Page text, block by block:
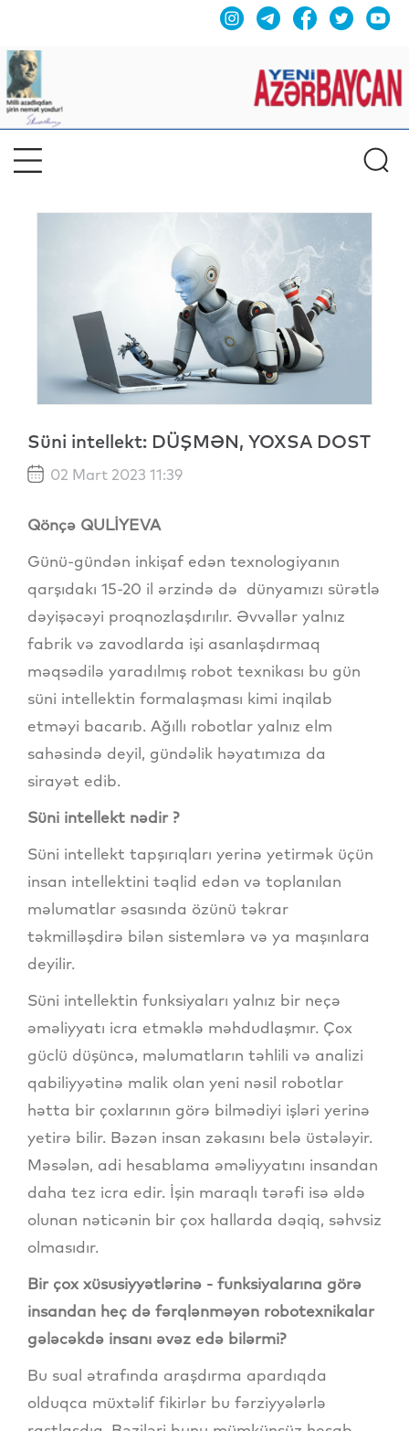
Süni intellekt: DÜŞMƏN, YOXSA DOST
02 Mart 2023 11:39
Qönçə QULİYEVA
Günü-gündən inkişaf edən texnologiyanın
qarşıdakı 15-20 il ərzində də dünyamızı sürətlə
dəyişəcəyi proqnozlaşdırılır. Əvvəllər yalnız
fabrik və zavodlarda işi asanlaşdırmaq
məqsədilə yaradılmış robot texnikası bu gün
süni intellektin formalaşması kimi inqilab
etməyi bacarıb. Ağıllı robotlar yalnız elm
sahəsində deyil, gündəlik həyatımıza da
sirayət edib.
Süni intellekt nədir ?
Süni intellekt tapşırıqları yerinə yetirmək üçün
insan intellektini təqlid edən və toplanılan
məlumatlar əsasında özünü təkrar
təkmilləşdirə bilən sistemlərə və ya maşınlara
deyilir.
Süni intellektin funksiyaları yalnız bir neçə
əməliyyatı icra etməklə məhdudlaşmır. Çox
güclü düşüncə, məlumatların təhlili və analizi
qabiliyyətinə malik olan yeni nəsil robotlar
hətta bir çoxlarının görə bilmədiyi işləri yerinə
yetirə bilir. Bəzən insan zəkasını belə üstələyir.
Məsələn, adi hesablama əməliyyatını insandan
daha tez icra edir. İşin maraqlı tərəfi isə əldə
olunan nəticənin bir çox hallarda dəqiq, səhvsiz
olmasıdır.
Bir çox xüsusiyyətlərinə - funksiyalarına görə
insandan heç də fərqlənməyən robotexnikalar
gələcəkdə insanı əvəz edə bilərmi?
Bu sual ətrafında araşdırma apardıqda
olduqca müxtəlif fikirlər bu fərziyyələrlə